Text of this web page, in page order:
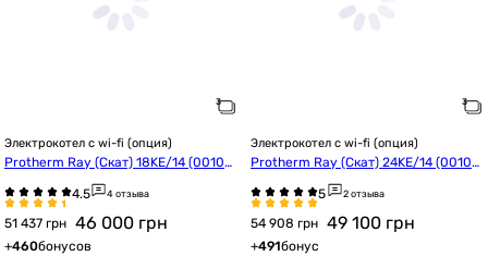
Электрокотел с wi-fi (опция)
Protherm Ray (Скат) 18KE/14 (00100
4 отзыва
51 437 грн 46 000 грн
+460бонусов
Электрокотел с wi-fi (опция)
Protherm Ray (Скат) 24KE/14 (00100
2 отзыва
54 908 грн 49 100 грн
+491бонус